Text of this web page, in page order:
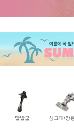
말발굽 싱크대/장